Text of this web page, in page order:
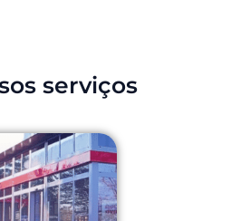
serviços